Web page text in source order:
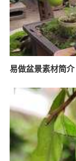
易做盆景素材简介